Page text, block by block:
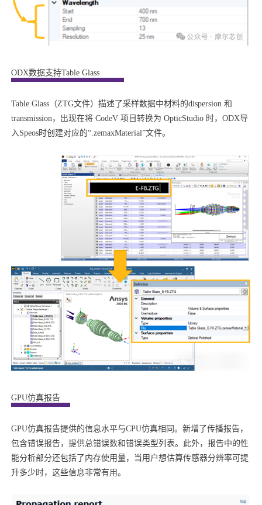
ODX数据支持Table Glass
Table Glass（ZTG文件）描述了采样数据中材料的dispersion 和
transmission，出现在将 CodeV 项目转换为 OpticStudio 时，ODX导
入Speos时创建对应的“.zemaxMaterial”文件。
GPU仿真报告
GPU仿真报告提供的信息水平与CPU仿真相同。新增了传播报告，
包含错误报告，提供总错误数和错误类型列表。此外，报告中的性
能分析部分还包括了内存使用量，当用户想估算传感器分辨率可提
升多少时，这些信息非常有用。